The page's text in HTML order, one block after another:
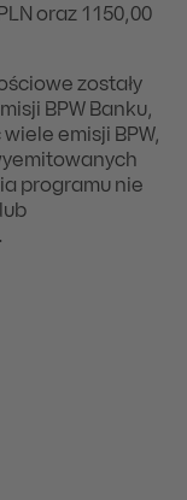
oraz 1150,00
zostały
BPW Banku,
emisji BPW,
programu nie